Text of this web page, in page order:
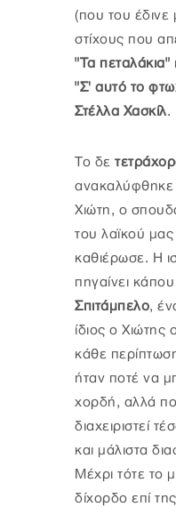
(που του
στίχους που
"Τα πεταλάκια"
"Σ' αυτό το
Στέλλα Χασκίλ.
Το δε
ανακαλύφθηκε
Χιώτη, ο
του λαϊκού
καθιέρωσε. Η
πηγαίνει
Σπιτάμπελο,
ίδιος ο
κάθε
ήταν ποτέ να
χορδή, αλλά
διαχειριστεί
και μάλιστα
Μέχρι τότε το
δίχορδο επί